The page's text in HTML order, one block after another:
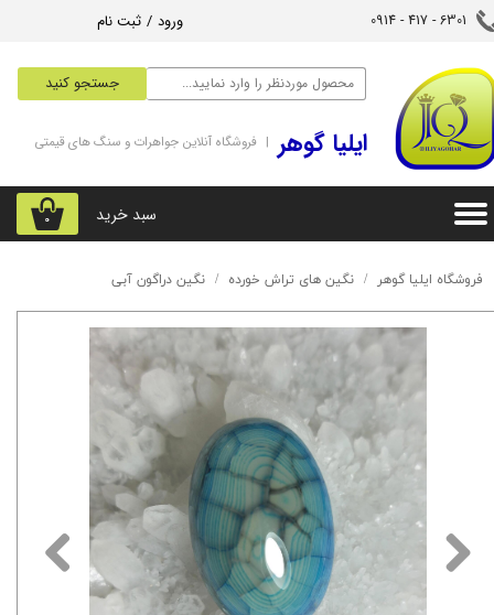
جستجو کنید
ورود / ثبت نام
تغییر گذر واژه
سفارشات
خروج از حساب کاربری
6301 - 417 - 0914​​​​​​​
۰ سبد خرید
‌ایلیا گوهر | فروشگاه آنلاین جواهرات و سنگ های قیمتی
فروشگاه ایلیا گوهر ​نگین های تراش خورده نگین دراگون آبی